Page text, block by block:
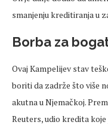
smanjenju kreditiranja u
Borba za
Ovaj Kampelijev stav
boriti da zadrže što više
akutna u Njemačkoj.
Reuters, udio kredita